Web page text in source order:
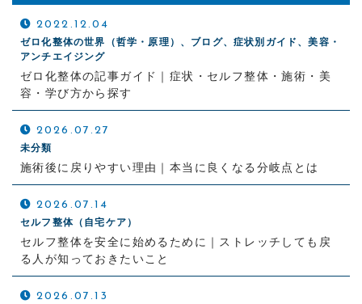
2022.12.04
ゼロ化整体の世界（哲学・原理）、ブログ、症状別ガイド、美容・
アンチエイジング
ゼロ化整体の記事ガイド｜症状・セルフ整体・施術・美
容・学び方から探す
2026.07.27
未分類
施術後に戻りやすい理由｜本当に良くなる分岐点とは
2026.07.14
セルフ整体（自宅ケア）
セルフ整体を安全に始めるために｜ストレッチしても戻
る人が知っておきたいこと
2026.07.13